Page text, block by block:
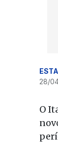
28/
O